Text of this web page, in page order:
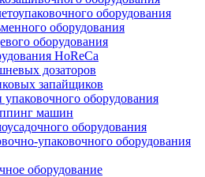
оборудования
оборудования
оборудования
HoReCa
дозаторов
запайщиков
упаковочного оборудования
машин
оборудования
упаковочного оборудования
оборудование